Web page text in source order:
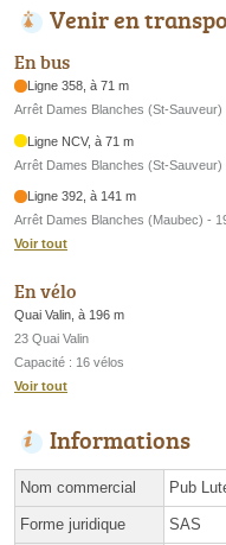
Venir en
En bus
Ligne 358, à 71 m
Arrêt Dames Blanches (St-Sauveur)
Ligne NCV, à 71 m
Arrêt Dames Blanches (St-Sauveur)
Ligne 392, à 141 m
Arrêt Dames Blanches (Maubec) -
Voir tout
En vélo
Quai Valin, à 196 m
23 Quai Valin
Capacité : 16 vélos
Voir tout
Informations
Nom commercial Pub
Forme juridique SAS